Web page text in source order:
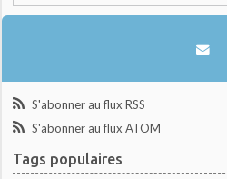
S'abonner au flux RSS
S'abonner au flux ATOM
Tags populaires